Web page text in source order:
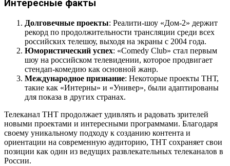
Интересные факты
Долговечные проекты: Реалити-шоу «Дом-2» держит
рекорд по продолжительности трансляции среди всех
российских телешоу, выходя на экраны с 2004 года.
Юмористический успех: «Comedy Club» стал первым
шоу на российском телевидении, которое продвигает
стендап-комедию как основной жанр.
Международное признание: Некоторые проекты ТНТ,
такие как «Интерны» и «Универ», были адаптированы
для показа в других странах.
Телеканал ТНТ продолжает удивлять и радовать зрителей
новыми проектами и интересными программами. Благодаря
своему уникальному подходу к созданию контента и
ориентации на современную аудиторию, ТНТ сохраняет свои
позиции как один из ведущих развлекательных телеканалов в
России.